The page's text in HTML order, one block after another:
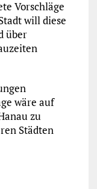
Vorschläge
will diese
über
wäre auf
zu
Städten